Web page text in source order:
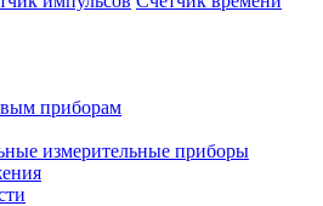
приборам
измерительные приборы